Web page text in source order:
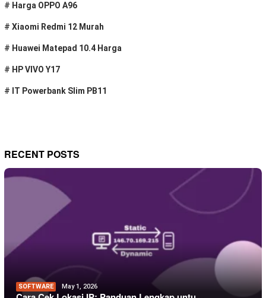
# Harga OPPO A96
# Xiaomi Redmi 12 Murah
# Huawei Matepad 10.4 Harga
# HP VIVO Y17
# IT Powerbank Slim PB11
RECENT POSTS
SOFTWARE May 1, 2026